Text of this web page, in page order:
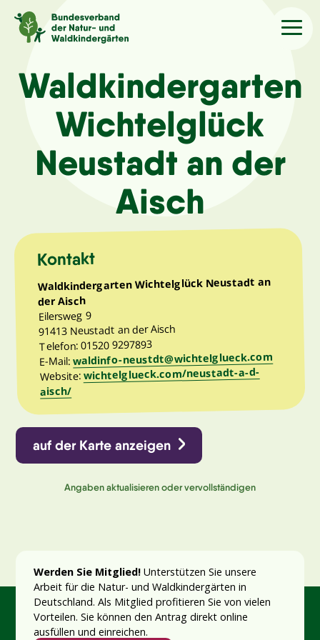
Sprache/Language
Aktuelles
Über uns
Angebote
Kontakt
Waldkindergarten
Wichtelglück
Neustadt an der
Aisch
Kontakt
Waldkindergarten Wichtelglück Neustadt an
der Aisch
Eilersweg 9
91413 Neustadt an der Aisch
Telefon: 01520 9297893
E-Mail:waldinfo-neustdt@wichtelglueck.com
Website:wichtelglueck.com/neustadt-a-d-
aisch/
auf der Karte anzeigen
Angaben aktualisieren oder vervollständigen
Werden Sie Mitglied!Unterstützen Sie unsere
Arbeit für die Natur- und Waldkindergärten in
Deutschland. Als Mitglied profitieren Sie von vielen
Vorteilen. Sie können den Antrag direkt online
ausfüllen und einreichen.